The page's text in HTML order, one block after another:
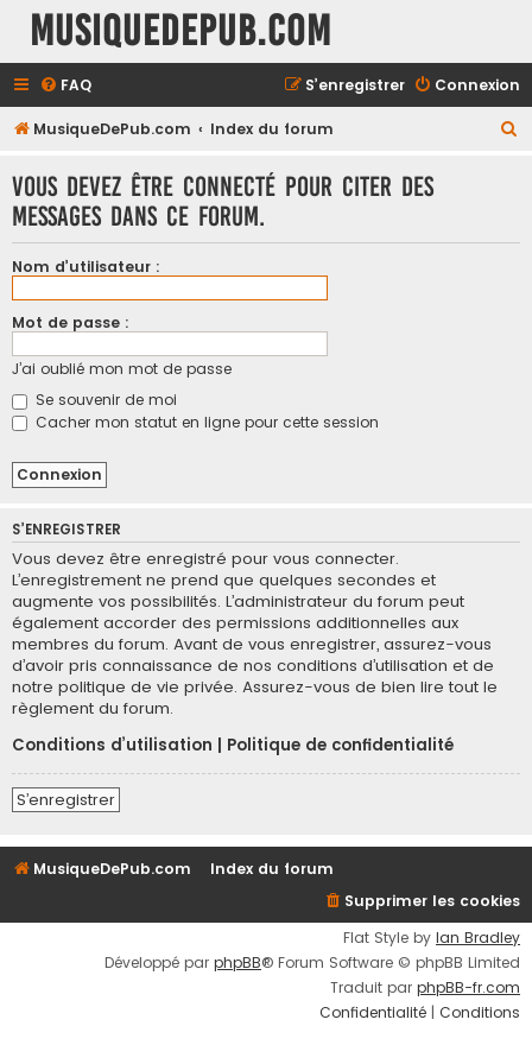
MusiqueDePub.com
FAQ Connexion
S’enregistrer
MusiqueDePub.com Index du forum
Vous devez être connecté pour citer des
messages dans ce forum.
Nom d’utilisateur :
Mot de passe :
J’ai oublié mon mot de passe
Se souvenir de moi
Cacher mon statut en ligne pour cette session
S’ENREGISTRER
Vous devez être enregistré pour vous connecter.
L’enregistrement ne prend que quelques secondes et
augmente vos possibilités. L’administrateur du forum peut
également accorder des permissions additionnelles aux
membres du forum. Avant de vous enregistrer, assurez-vous
d’avoir pris connaissance de nos conditions d’utilisation et de
notre politique de vie privée. Assurez-vous de bien lire tout le
règlement du forum.
Conditions d’utilisation
Politique de confidentialité
S’enregistrer
MusiqueDePub.com
Index du forum
Supprimer les cookies
Flat Style by Ian Bradley
Développé par phpBB® Forum Software © phpBB Limited
Traduit par phpBB-fr.com
Confidentialité | Conditions